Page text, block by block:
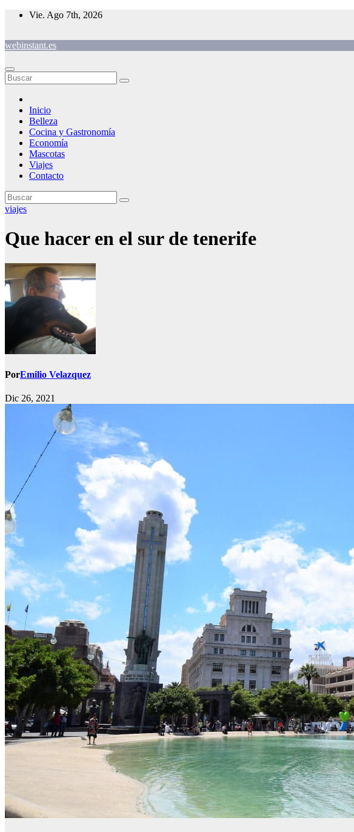
Saltar
Vie. Ago 7th, 2026
webinstant.es
Inicio
Belleza
Cocina y Gastronomía
Economía
Mascotas
Viajes
Contacto
viajes
Que hacer en el sur de tenerife
PorEmilio Velazquez
Dic 26, 2021